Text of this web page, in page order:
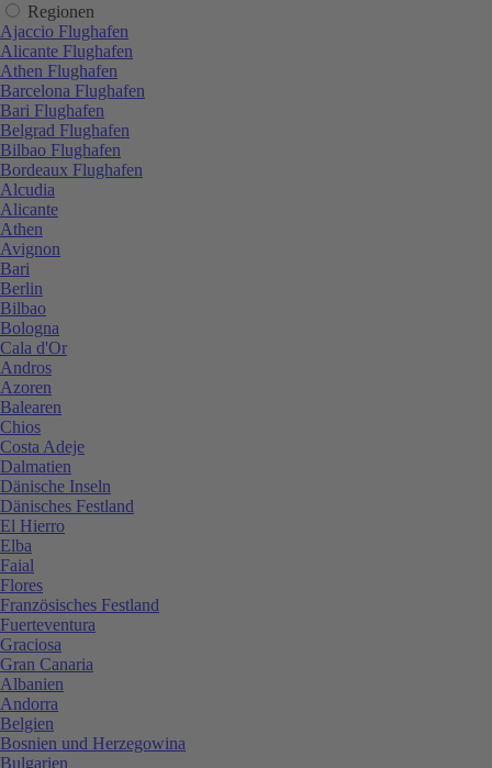
Regionen
Ajaccio Flughafen
Alicante Flughafen
Athen Flughafen
Barcelona Flughafen
Bari Flughafen
Belgrad Flughafen
Bilbao Flughafen
Bordeaux Flughafen
Alcudia
Alicante
Athen
Avignon
Bari
Berlin
Bilbao
Bologna
Cala d'Or
Andros
Azoren
Balearen
Chios
Costa Adeje
Dalmatien
Dänische Inseln
Dänisches Festland
El Hierro
Elba
Faial
Flores
Französisches Festland
Fuerteventura
Graciosa
Gran Canaria
Albanien
Andorra
Belgien
Bosnien und Herzegowina
Bulgarien